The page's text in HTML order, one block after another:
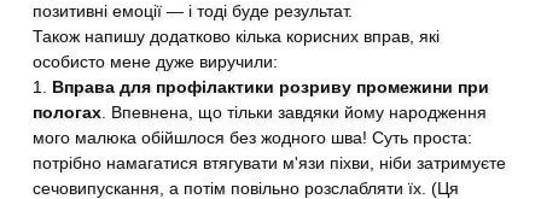
позитивні емоції — і тоді буде результат.
Також напишу додатково кілька корисних вправ, які
особисто мене дуже виручили:
1. Вправа для профілактики розриву промежини при
пологах . Впевнена, що тільки завдяки йому народження
мого малюка обійшлося без жодного шва! Суть проста:
потрібно намагатися втягувати м'язи піхви, ніби затримуєте
сечовипускання, а потім повільно розслабляти їх. (Ця